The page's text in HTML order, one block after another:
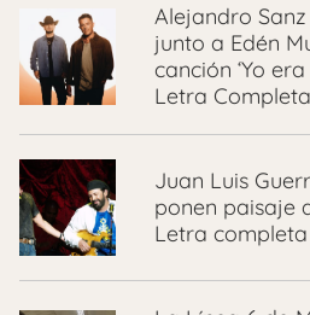
Alejandro
junto a Edén
canción ‘Yo
Letra Completa
Juan Luis
ponen paisaje
Letra